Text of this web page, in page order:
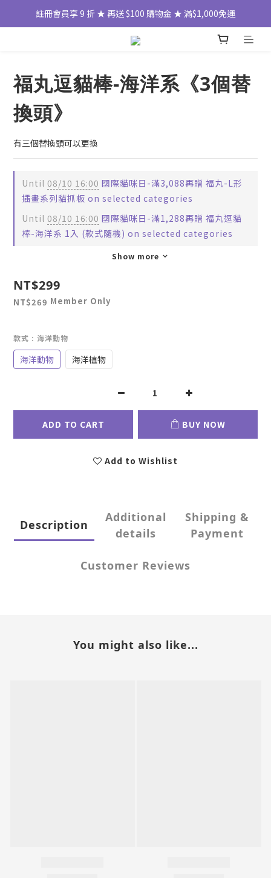
註冊會員享 9 折 ★ 再送 $100 購物金 ★ 滿$1,000免運
福丸逗貓棒-海洋系《3個替
換頭》
有三個替換頭可以更換
Until 08/10 16:00 國際貓咪日-滿3,088再贈 福丸-L形
插畫系列貓抓板 on selected categories
Until 08/10 16:00 國際貓咪日-滿1,288再贈 福丸逗貓
棒-海洋系 1入 (款式隨機) on selected categories
Show more
NT$299
NT$269 Member Only
款式 : 海洋動物
海洋動物 海洋植物
ADD TO CART BUY NOW
Add to Wishlist
Description
Additional
details
Shipping &
Payment
Customer Reviews
You might also like...